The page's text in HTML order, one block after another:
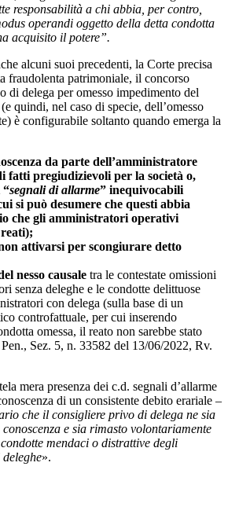
responsabilità a chi abbia, per contro,
operandi oggetto della detta condotta
acquisito il potere”.
alcuni suoi precedenti, la Corte precisa
fraudolenta patrimoniale, il concorso
di delega per omesso impedimento del
quindi, nel caso di specie, dell’omesso
è configurabile soltanto quando emerga la
da parte dell’amministratore
fatti pregiudizievoli per la società o,
“segnali di allarme” inequivocabili
si può desumere che questi abbia
che gli amministratori operativi
attivarsi per scongiurare detto
nesso causale tra le contestate omissioni
senza deleghe e le condotte delittuose
con delega (sulla base di un
controfattuale, per cui inserendo
omessa, il reato non sarebbe stato
Sez. 5, n. 33582 del 13/06/2022, Rv.
mera presenza dei c.d. segnali d’allarme
di un consistente debito erariale –
che il consigliere privo di delega ne sia
e sia rimasto volontariamente
mendaci o distrattive degli
».